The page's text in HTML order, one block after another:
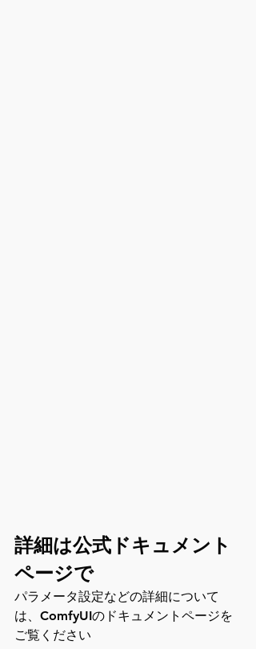
詳細は公式ドキュメント
ページで
パラメータ設定などの詳細について
は、ComfyUIのドキュメントページを
ご覧ください